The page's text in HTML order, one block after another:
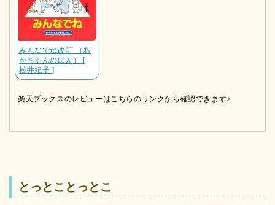
みんなでね改訂 （あ
かちゃんのほん） [
松井紀子 ]
楽天ブックスのレビューはこちらのリンクから確認できます♪
とっとことっとこ